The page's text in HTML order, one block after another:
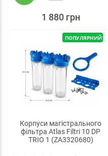
1 880 грн
ПОПУЛЯРНИЙ
Корпуси магістрального
фільтра Atlas Filtri 10 DP
TRIO 1 (ZA3320680)